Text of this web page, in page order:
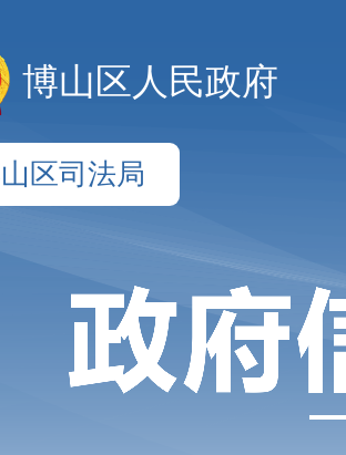
博山区人民政府
区司法局